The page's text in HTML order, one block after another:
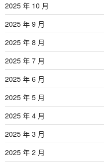
2025 年 10 月
2025 年 9 月
2025 年 8 月
2025 年 7 月
2025 年 6 月
2025 年 5 月
2025 年 4 月
2025 年 3 月
2025 年 2 月